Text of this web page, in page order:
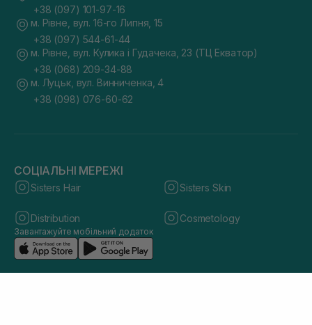
+38 (097) 101-97-16
м. Рівне, вул. 16-го Липня, 15
+38 (097) 544-61-44
м. Рівне, вул. Кулика і Гудачека, 23 (ТЦ Екватор)
+38 (068) 209-34-88
м. Луцьк, вул. Винниченка, 4
+38 (098) 076-60-62
СОЦІАЛЬНІ МЕРЕЖІ
Sisters Hair Sisters Skin
Distribution Cosmetology
Завантажуйте мобільний додаток